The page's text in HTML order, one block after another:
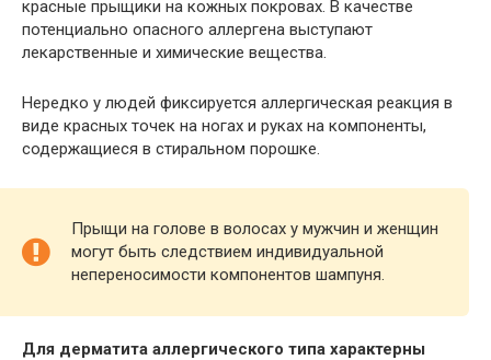
красные прыщики на кожных покровах. В качестве
потенциально опасного аллергена выступают
лекарственные и химические вещества.
Нередко у людей фиксируется аллергическая реакция в
виде красных точек на ногах и руках на компоненты,
содержащиеся в стиральном порошке.
Прыщи на голове в волосах у мужчин и женщин
могут быть следствием индивидуальной
непереносимости компонентов шампуня.
Для дерматита аллергического типа характерны